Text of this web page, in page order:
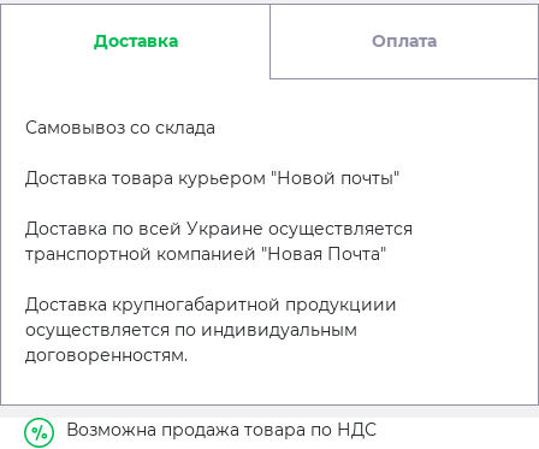
Доставка Оплата
Самовывоз со склада
Доставка товара курьером "Новой почты"
Доставка по всей Украине осуществляется
транспортной компанией "Новая Почта"
Доставка крупногабаритной продукциии
осуществляется по индивидуальным
договоренностям.
Возможна продажа товара по НДС